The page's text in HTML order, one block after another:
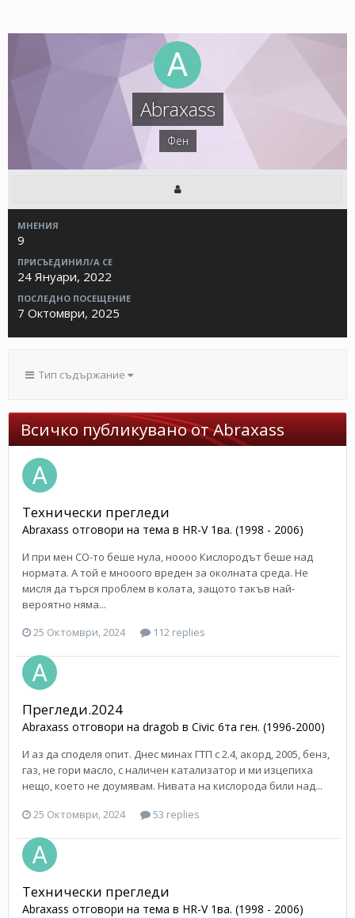
Abraxass
Фен
МНЕНИЯ
9
ПРИСЪЕДИНИЛ/А СЕ
24 Януари, 2022
ПОСЛЕДНО ПОСЕЩЕНИЕ
7 Октомври, 2025
Тип съдържание
Всичко публикувано от Abraxass
Технически прегледи
Abraxass отговори на тема в HR-V 1ва. (1998 - 2006)
И при мен СО-то беше нула, ноооо Кислородът беше над
нормата. А той е мнооого вреден за околната среда. Не
мисля да търся проблем в колата, защото такъв най-
вероятно няма...
25 Октомври, 2024
112 replies
Прегледи.2024
Abraxass отговори на dragob в Civic 6та ген. (1996-2000)
И аз да споделя опит. Днес минах ГТП с 2.4, акорд, 2005, бенз,
газ, не гори масло, с наличен катализатор и ми изцепиха
нещо, което не доумявам. Нивата на кислорода били над...
25 Октомври, 2024
53 replies
Технически прегледи
Abraxass отговори на тема в HR-V 1ва. (1998 - 2006)